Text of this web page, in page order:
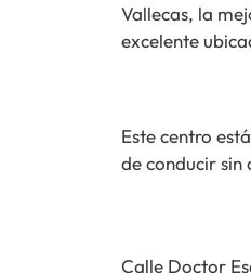
Vallecas, la
excelente
Este centro
de conducir sin
Calle Doctor